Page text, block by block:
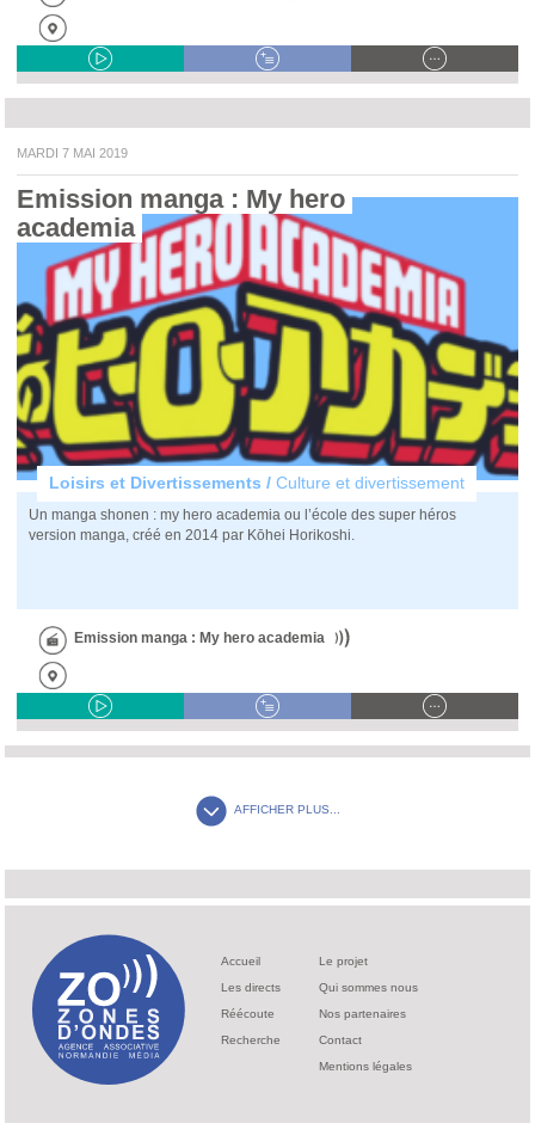
MARDI 7 MAI 2019
Emission manga : My hero
academia
Loisirs et Divertissements / Culture et divertissement
Un manga shonen : my hero academia ou l’école des super héros
version manga, créé en 2014 par Kōhei Horikoshi.
Emission manga : My hero academia
AFFICHER PLUS...
Accueil
Les directs
Réécoute
Recherche
Le projet
Qui sommes nous
Nos partenaires
Contact
Mentions légales